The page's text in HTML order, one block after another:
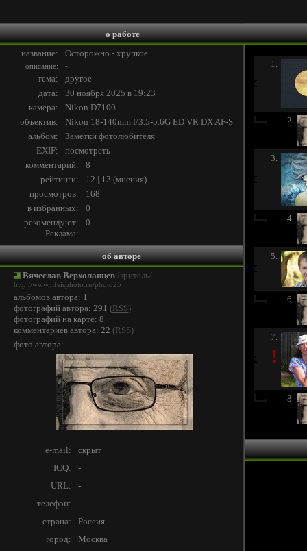
о работе
название:
Осторожно - хрупкое
описание: -
тема:
другое
дата:
30 ноября 2025 в 19:23
камера:
Nikon D7100
объектив:
Nikon 18-140mm f/3.5-5.6G ED VR DX AF-S
альбом:
Заметки фотолюбителя
EXIF:
посмотреть
комментарий:
8
рейтинги:
12 | 12 (мнения)
просмотров:
168
в избранных:
0
рекомендуют:
0
Реклама:
об авторе
Вячеслав Верхоланцев /зритель/
http://www.lifeisphoto.ru/photo25
альбомов автора: 1
фотографий автора: 291 (RSS)
фотографий на карте: 8
комментариев автора: 22 (RSS)
фото автора:
e-mail:
скрыт
ICQ:
-
URL:
-
телефон:
-
страна:
Россия
город:
Москва
1.
2.
3.
4.
5.
6.
7.
!
8.